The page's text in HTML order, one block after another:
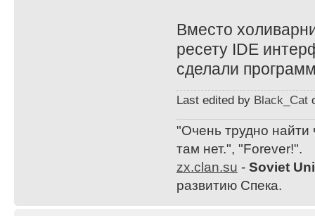
Вместо
ресету IDE
сделали
Last edited by Black_Cat
"Очень трудно найти
там нет.", "Forever!".
zx.clan.su - Soviet
развитию Спека.